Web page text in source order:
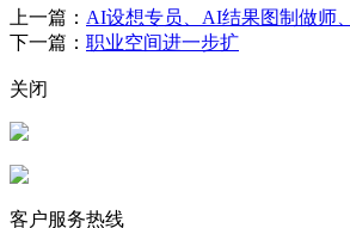
上一篇： AI设想专员、AI结果图制做师
下一篇： 职业空间进一步扩
关闭
客户服务热线